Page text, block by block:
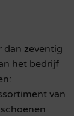
dan zeventig
het bedrijf
van